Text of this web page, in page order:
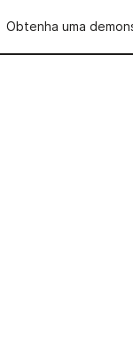
Obtenha uma